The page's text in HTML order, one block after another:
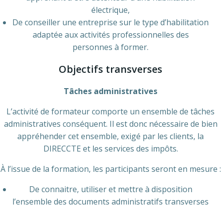
électrique,
De conseiller une entreprise sur le type d’habilitation
adaptée aux activités professionnelles des
personnes à former.
Objectifs transverses
Tâches administratives
L’activité de formateur comporte un ensemble de tâches
administratives conséquent. Il est donc nécessaire de bien
appréhender cet ensemble, exigé par les clients, la
DIRECCTE et les services des impôts.
À l’issue de la formation, les participants seront en mesure :
De connaitre, utiliser et mettre à disposition
l’ensemble des documents administratifs transverses